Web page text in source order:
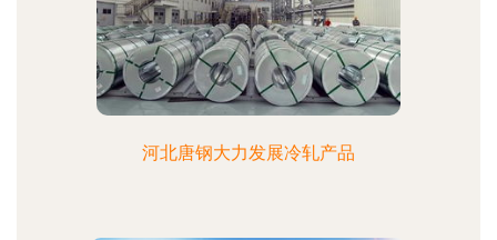
河北唐钢大力发展冷轧产品